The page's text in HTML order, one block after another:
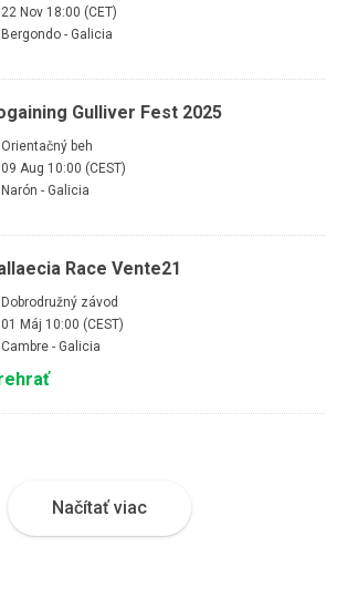
22 Nov 18:00 (CET)
Bergondo - Galicia
Gulliver Fest 2025
Orientačný beh
09 Aug 10:00 (CEST)
Narón - Galicia
Race Vente21
Dobrodružný závod
01 Máj 10:00 (CEST)
Cambre - Galicia
Načítať viac